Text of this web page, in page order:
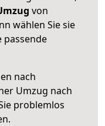
von
wählen Sie sie
passende
nach
Umzug nach
problemlos